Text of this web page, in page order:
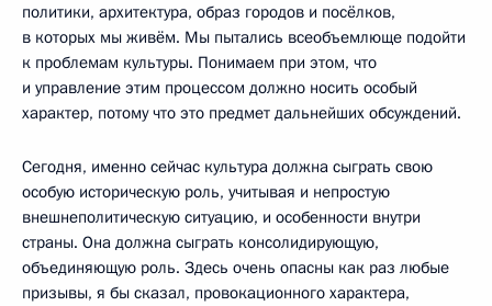
политики, архитектура, образ городов и посёлков,
в которых мы живём. Мы пытались всеобъемлюще подойти
к проблемам культуры. Понимаем при этом, что
и управление этим процессом должно носить особый
характер, потому что это предмет дальнейших обсуждений.
Сегодня, именно сейчас культура должна сыграть свою
особую историческую роль, учитывая и непростую
внешнеполитическую ситуацию, и особенности внутри
страны. Она должна сыграть консолидирующую,
объединяющую роль. Здесь очень опасны как раз любые
призывы, я бы сказал, провокационного характера,